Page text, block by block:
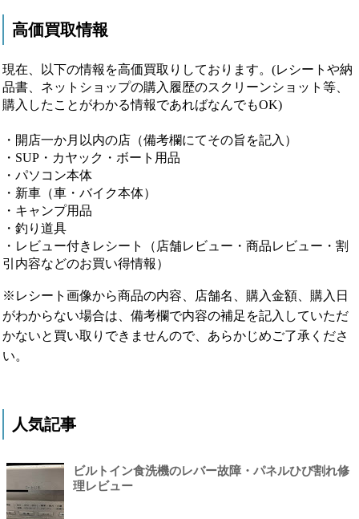
高価買取情報
現在、以下の情報を高価買取りしております。(レシートや納
品書、ネットショップの購入履歴のスクリーンショット等、
購入したことがわかる情報であればなんでもOK)
・開店一か月以内の店（備考欄にてその旨を記入）
・SUP・カヤック・ボート用品
・パソコン本体
・新車（車・バイク本体）
・キャンプ用品
・釣り道具
・レビュー付きレシート（店舗レビュー・商品レビュー・割
引内容などのお買い得情報）
※レシート画像から商品の内容、店舗名、購入金額、購入日
がわからない場合は、備考欄で内容の補足を記入していただ
かないと買い取りできませんので、あらかじめご了承くださ
い。
人気記事
ビルトイン食洗機のレバー故障・パネルひび割れ修
理レビュー